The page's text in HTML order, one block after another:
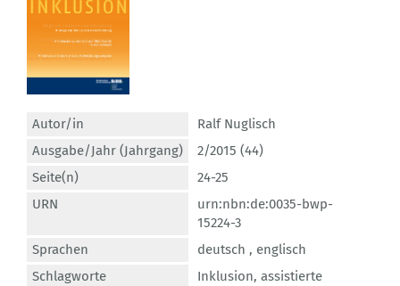
Autor/in
Ralf Nuglisch
Ausgabe/Jahr (Jahrgang)
2/2015 (44)
Seite(n)
24-25
URN
urn:nbn:de:0035-bwp-
15224-3
Sprachen
deutsch , englisch
Schlagworte
Inklusion, assistierte